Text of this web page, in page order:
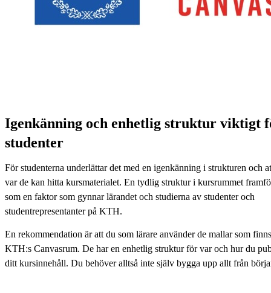
Igenkänning och enhetlig struktur viktigt
studenter
För studenterna underlättar det med en igenkänning i strukturen och
var de kan hitta kursmaterialet. En tydlig struktur i kursrummet
som en faktor som gynnar lärandet och studierna av studenter och
studentrepresentanter på KTH.
En rekommendation är att du som lärare använder de mallar som
KTH:s Canvasrum. De har en enhetlig struktur för var och hur du
ditt kursinnehåll. Du behöver alltså inte själv bygga upp allt från